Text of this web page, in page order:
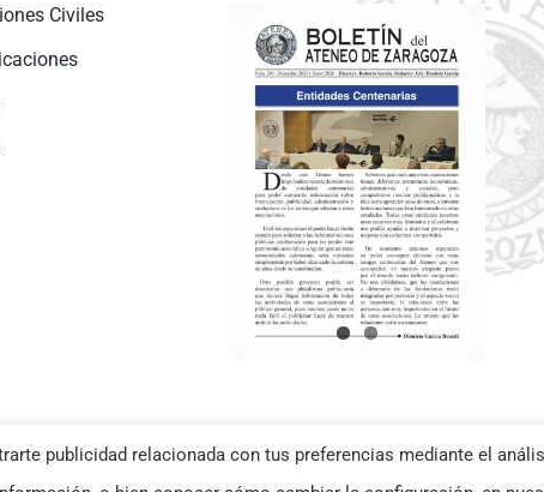
Civiles
publicidad relacionada con tus preferencias mediante el